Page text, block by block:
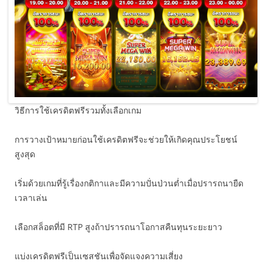
วิธีการใช้เครดิตฟรีรวมทั้งเลือกเกม
การวางเป้าหมายก่อนใช้เครดิตฟรีจะช่วยให้เกิดคุณประโยชน์
สูงสุด
เริ่มด้วยเกมที่รู้เรื่องกติกาและมีความปั่นป่วนต่ำเมื่อปรารถนายืด
เวลาเล่น
เลือกสล็อตที่มี RTP สูงถ้าปรารถนาโอกาสคืนทุนระยะยาว
แบ่งเครดิตฟรีเป็นเซสชันเพื่อจัดแจงความเสี่ยง